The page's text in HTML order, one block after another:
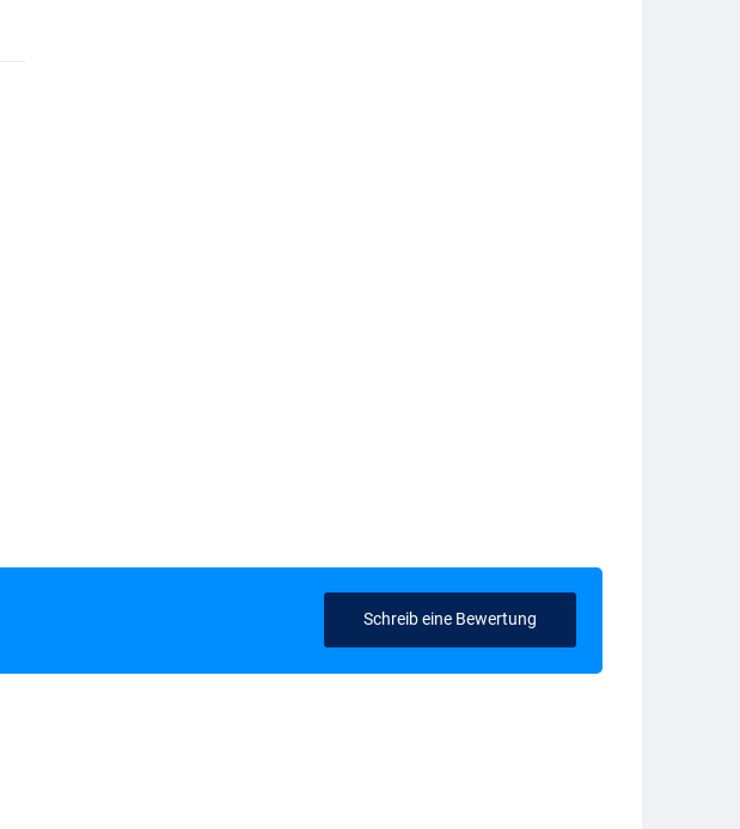
Schreib eine Bewertung